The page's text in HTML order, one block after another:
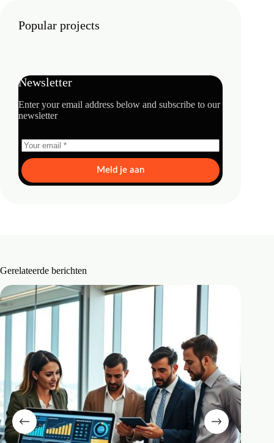
Popular projects
Newsletter
Enter your email address below and subscribe to our
newsletter
Meld je aan
Gerelateerde berichten